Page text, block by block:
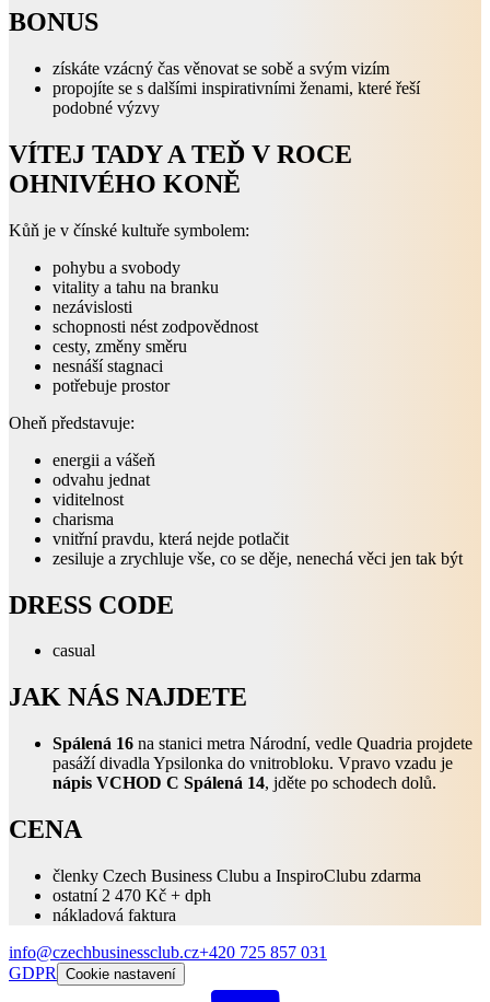
BONUS
získáte vzácný čas věnovat se sobě a svým vizím
propojíte se s dalšími inspirativními ženami, které řeší
podobné výzvy
VÍTEJ TADY A TEĎ V ROCE
OHNIVÉHO KONĚ
Kůň je v čínské kultuře symbolem:
pohybu a svobody
vitality a tahu na branku
nezávislosti
schopnosti nést zodpovědnost
cesty, změny směru
nesnáší stagnaci
potřebuje prostor
Oheň představuje:
energii a vášeň
odvahu jednat
viditelnost
charisma
vnitřní pravdu, která nejde potlačit
zesiluje a zrychluje vše, co se děje, nenechá věci jen tak být
DRESS CODE
casual
JAK NÁS NAJDETE
Spálená 16 na stanici metra Národní, vedle Quadria projdete
pasáží divadla Ypsilonka do vnitrobloku. Vpravo vzadu je
nápis VCHOD C Spálená 14, jděte po schodech dolů.
CENA
členky Czech Business Clubu a InspiroClubu zdarma
ostatní 2 470 Kč + dph
nákladová faktura
info@czechbusinessclub.cz+420 725 857 031
GDPR
Cookie nastavení